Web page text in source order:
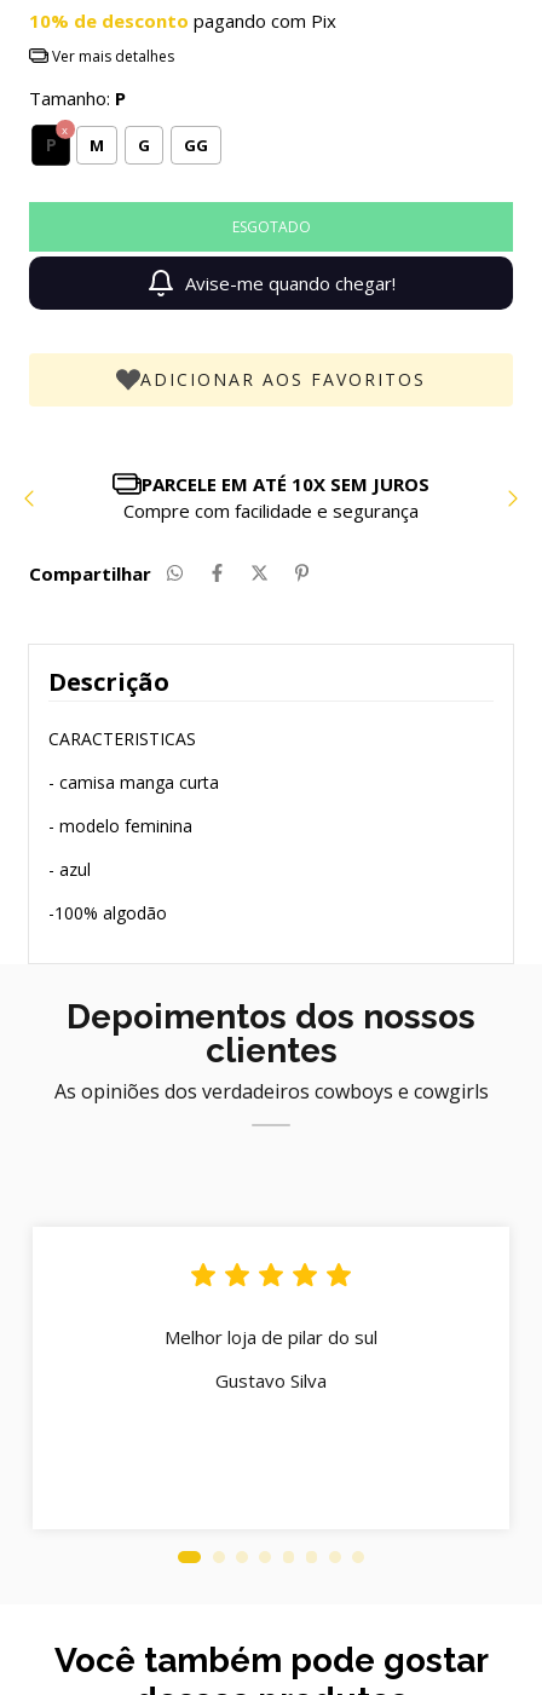
10% de desconto pagando com Pix
Ver mais detalhes
Tamanho: P
P M G GG
Avise-me quando chegar!
ADICIONAR AOS FAVORITOS
PARCELE EM ATÉ 10X SEM JUROS
Compre com facilidade e segurança
Compartilhar
Descrição
CARACTERISTICAS
- camisa manga curta
- modelo feminina
- azul
-100% algodão
Depoimentos dos nossos
clientes
As opiniões dos verdadeiros cowboys e cowgirls
Melhor loja de pilar do sul
Gustavo Silva
Você também pode gostar